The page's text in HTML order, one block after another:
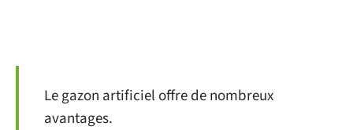
Le gazon artificiel offre de nombreux
avantages.